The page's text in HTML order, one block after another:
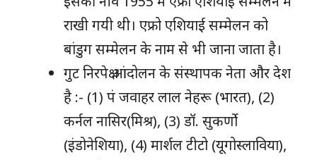
राखी गयी थी। एफ्रो एशियाई सम्मेलन को
बांडुग सम्मेलन के नाम से भी जाना जाता है।
गुट निरपेक्ष आंदोलन के संस्थापक नेता और देश
है :- (1) पं जवाहर लाल नेहरू (भारत), (2)
कर्नल नासिर(मिश्र), (3) डॉ. सुकर्णो
(इंडोनेशिया), (4) मार्शल टीटो (यूगोस्लाविया),